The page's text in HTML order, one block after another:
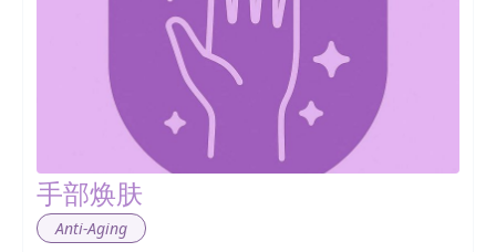
手部焕肤
Anti-Aging